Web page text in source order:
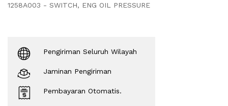
1258A003 - SWITCH, ENG OIL PRESSURE
Pengiriman Seluruh Wilayah
Jaminan Pengiriman
Pembayaran Otomatis.